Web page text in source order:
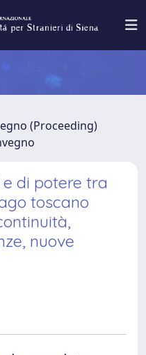
(Proceeding)
di potere tra
toscano
nuove